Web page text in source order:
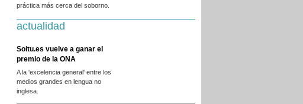
práctica más cerca del soborno.
actualidad
Soitu.es vuelve a ganar el
premio de la ONA
A la 'excelencia general' entre los
medios grandes en lengua no
inglesa.